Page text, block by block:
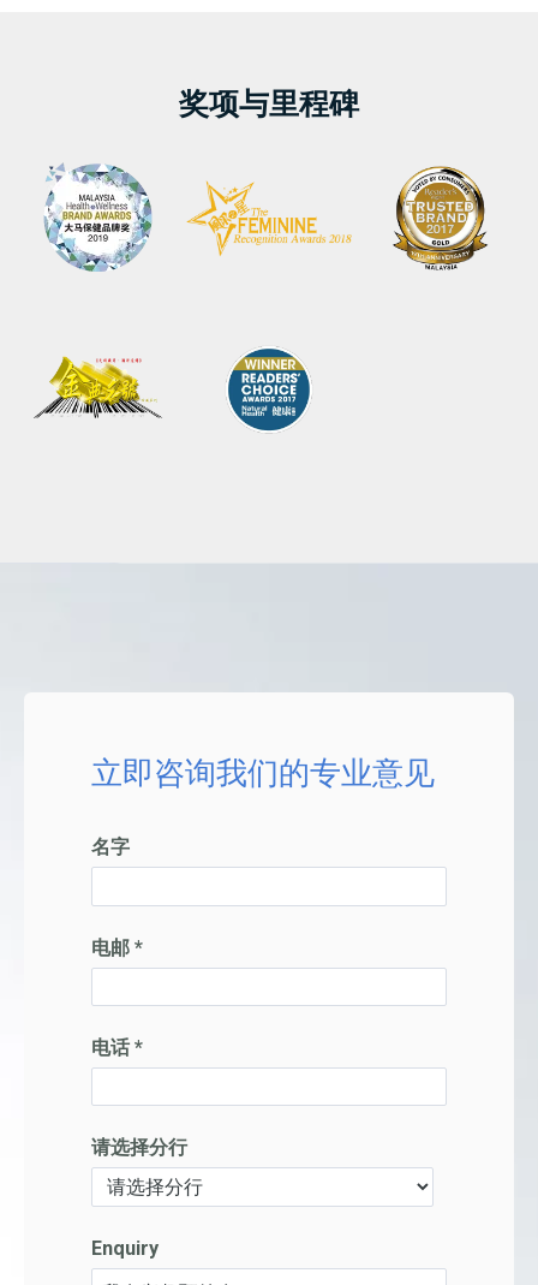
奖项与里程碑
立即咨询我们的专业意见
名字
电邮 *
电话 *
请选择分行
Enquiry